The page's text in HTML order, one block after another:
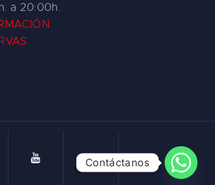
a 20:00h.
Contáctanos